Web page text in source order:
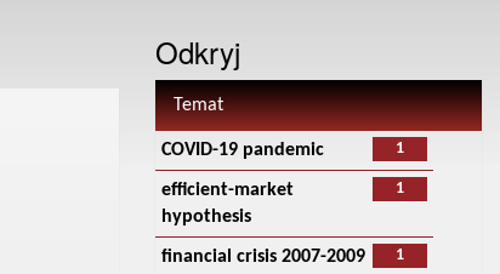
Odkryj
Temat
1
COVID-19 pandemic
1
efficient-market
hypothesis
1
financial crisis 2007-2009